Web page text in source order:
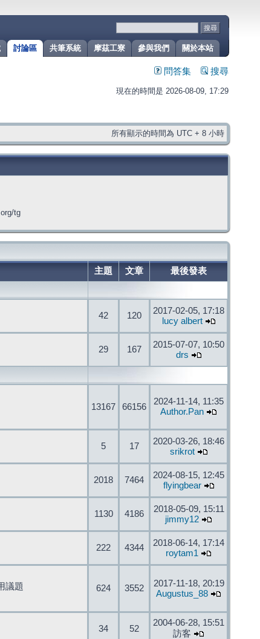
關於本站
參與我們
摩茲工寮
共筆系統
討論區
問答集 搜尋
現在的時間是 2026-08-09, 17:29
所有顯示的時間為 UTC + 8 小時
tg
主題 文章
最後發表
42 120
2017-02-05, 17:18
lucy albert
29 167
2015-07-07, 10:50
drs
13167 66156
2024-11-14, 11:35
Author.Pan
5 17
2020-03-26, 18:46
srikrot
2018 7464
2024-08-15, 12:45
flyingbear
1130 4186
2018-05-09, 15:11
jimmy12
222 4344
2018-06-14, 17:14
roytam1
議題
624 3552
2017-11-18, 20:19
Augustus_88
34 52
2004-06-28, 15:51
訪客